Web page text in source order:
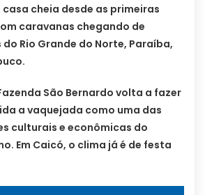
cheia desde as primeiras
caravanas chegando de
Rio Grande do Norte, Paraíba,
São Bernardo volta a fazer
a vaquejada como uma das
culturais e econômicas do
Em Caicó, o clima já é de festa